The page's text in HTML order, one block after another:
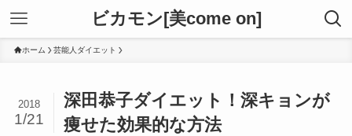
ビカモン[美come on]
ホーム 芸能人ダイエット
深田恭子ダイエット！深キョンが
痩せた効果的な方法
2018
1/21